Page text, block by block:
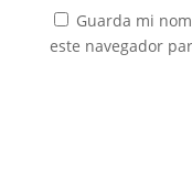
Guarda mi
este navegador